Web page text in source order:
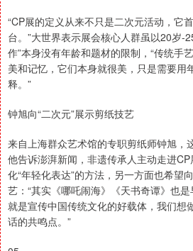
“CP展的定义从来不只是二次元活动，它
台。”大世界表示展会核心人群虽以20岁-
作”本身没有年龄和题材的限制，“传统手
美和记忆，它们本身就很美，只是需要用
释。”
钟旭向“二次元”展示剪纸技艺
来自上海群众艺术馆的专职剪纸师钟旭，
他告诉澎湃新闻，非遗传承人主动走进
化“年轻化表达”的方法，另一方面也希望
艺：“其实《哪吒闹海》《天书奇谭》也是
就是宣传中国传统文化的好载体，我们想
话的共鸣点。”